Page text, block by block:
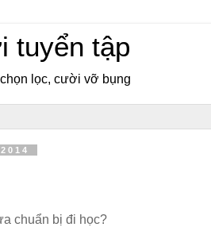
tuyển tập
lọc, cười vỡ bụng
chuẩn bị đi học?